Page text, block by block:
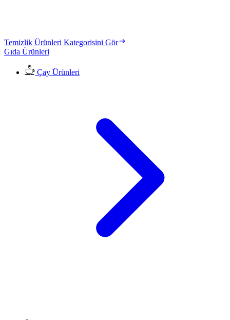
Temizlik Ürünleri Kategorisini Gör
Gıda Ürünleri
Çay Ürünleri